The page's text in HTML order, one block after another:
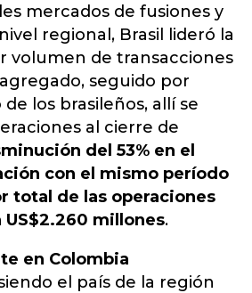
mercados de fusiones y
regional, Brasil lideró la
volumen de transacciones
seguido por
de los brasileños, allí se
al cierre de
del 53% en el
con el mismo período
total de las operaciones
US$2.260 millones.
en Colombia
el país de la región